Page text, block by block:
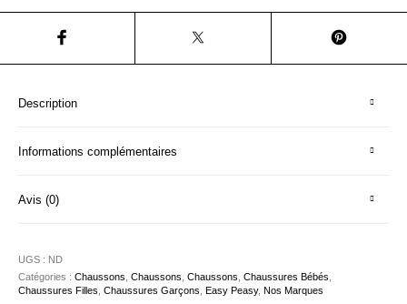
Description
Informations complémentaires
Avis (0)
UGS : ND
Catégories :Chaussons ,Chaussons ,Chaussons ,Chaussures Bébés
Chaussures Filles ,Chaussures Garçons Easy Peasy, Nos Marques